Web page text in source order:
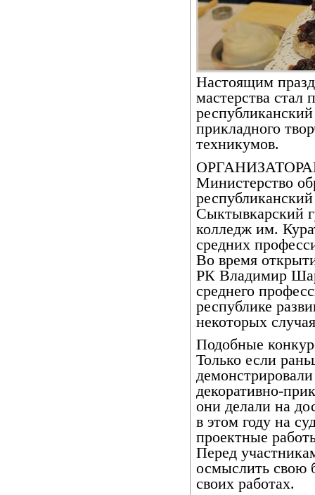
Настоящим
мастерства
прикладного
техникумов.
Министерство
Сыктывкарский
колледж им.
средних
Во время
РК Владимир
среднего
республике
некоторых
Подобные
Только если
декоративно-
они делали на
в этом году на
проектные
Перед
осмыслить свою
своих работах.